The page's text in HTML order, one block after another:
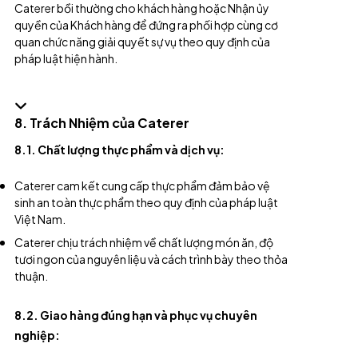
Caterer bồi thường cho khách hàng hoặc Nhận ủy
quyền của Khách hàng để đứng ra phối hợp cùng cơ
quan chức năng giải quyết sự vụ theo quy định của
pháp luật hiện hành.
8. Trách Nhiệm của Caterer
8.1. Chất lượng thực phẩm và dịch vụ:
Caterer cam kết cung cấp thực phẩm đảm bảo vệ
sinh an toàn thực phẩm theo quy định của pháp luật
Việt Nam.
Caterer chịu trách nhiệm về chất lượng món ăn, độ
tươi ngon của nguyên liệu và cách trình bày theo thỏa
thuận.
8.2. Giao hàng đúng hạn và phục vụ chuyên
nghiệp: